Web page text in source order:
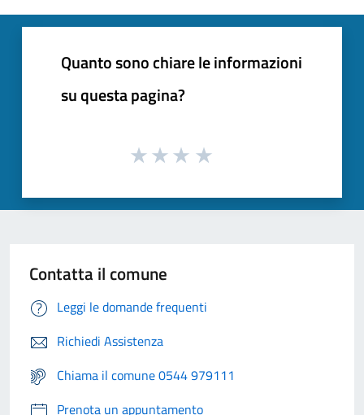
Quanto sono chiare le informazioni
su questa pagina?
Contatta il comune
Leggi le domande frequenti
Richiedi Assistenza
Chiama il comune 0544 979111
Prenota un appuntamento